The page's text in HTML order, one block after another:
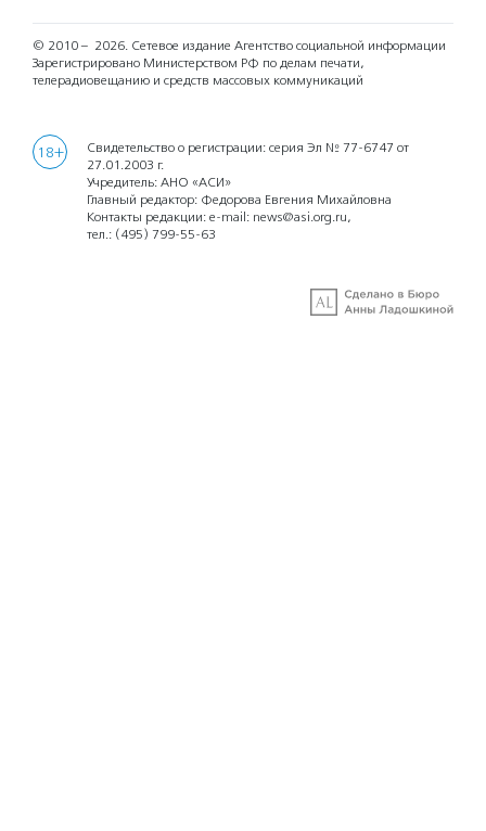
© 2010 – 2026. Сетевое издание Агентство социальной информации
Зарегистрировано Министерством РФ по делам печати,
телерадиовещанию и средств массовых коммуникаций
18+
Свидетельство о регистрации: серия Эл № 77-6747 от
27.01.2003 г.
Учредитель: АНО «АСИ»
Главный редактор: Федорова Евгения Михайловна
Контакты редакции: e-mail: news@asi.org.ru,
тел.: (495) 799-55-63